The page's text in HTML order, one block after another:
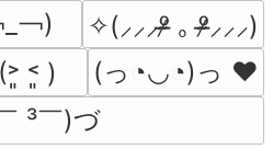
￢)
✧(⸝⸝⸝ᵒ̴̶̷ ｡ ᵒ̴̶̷⸝⸝⸝)
˂͈ )
(っ◔◡◔)っ ♥
³￣)づ